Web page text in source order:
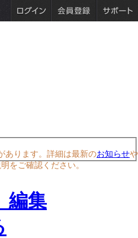
あります。詳細は最新のお知らせや
をご確認ください。